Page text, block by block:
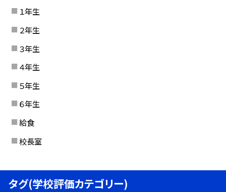
１年生
２年生
３年生
４年生
５年生
６年生
給食
校長室
タグ(学校評価カテゴリー)